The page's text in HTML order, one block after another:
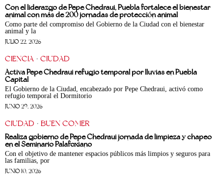
Con el liderazgo de Pepe Chedraui, Puebla fortalece el bienestar
animal con más de 200 jornadas de protección animal
Como parte del compromiso del Gobierno de la Ciudad con el bienestar
animal y la
JULIO 22, 2026
CIENCIA · CIUDAD
Activa Pepe Chedraui refugio temporal por lluvias en Puebla
Capital
El Gobierno de la Ciudad, encabezado por Pepe Chedraui, activó como
refugio temporal el Dormitorio
JUNIO 29, 2026
CIUDAD · BUEN COMER
Realiza gobierno de Pepe Chedraui jornada de limpieza y chapeo
en el Seminario Palafoxiano
Con el objetivo de mantener espacios públicos más limpios y seguros para
las familias, por
JUNIO 10, 2026